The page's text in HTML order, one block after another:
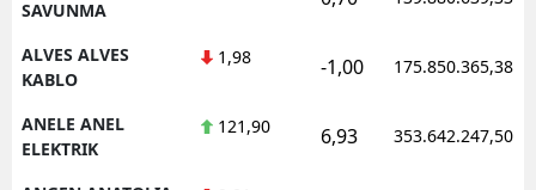
SAVUNMA
ALVES ALVES
KABLO
1,98 -1,00 175.850.365,38
ANELE ANEL
ELEKTRIK
121,90 6,93 353.642.247,50